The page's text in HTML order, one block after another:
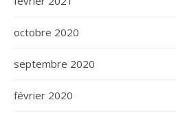
octobre 2020
septembre 2020
février 2020